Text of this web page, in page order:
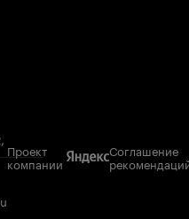
Проект
компании
Соглашение